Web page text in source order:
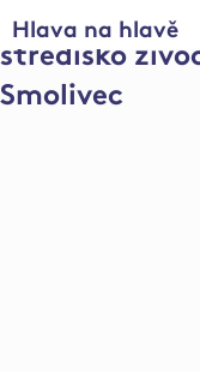
Hlava na hlavě
středisko
Smolivec